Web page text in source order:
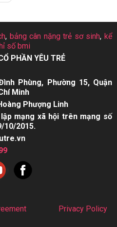
, bảng cân nặng trẻ sơ sinh,kể
số bmi
PHẦN YÊU TRẺ
Phùng, Phường 15, Quận
Minh
Phượng Linh
mạng xã hội trên mạng số
10/2015.
Privacy Policy